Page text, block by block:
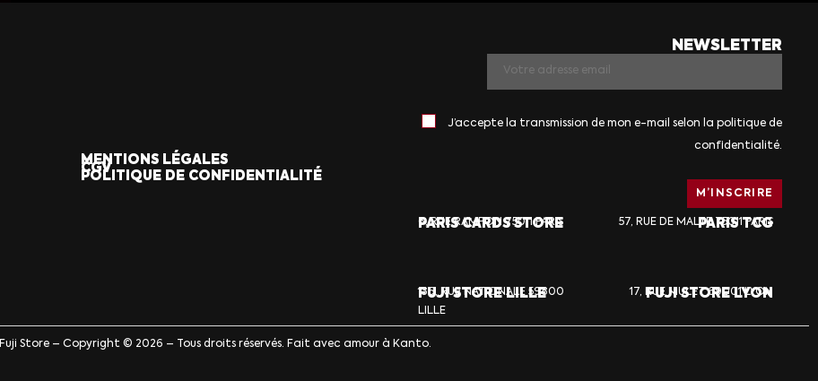
MENTIONS LÉGALES
CGV
POLITIQUE DE CONFIDENTIALITÉ
NEWSLETTER
J’accepte la transmission de mon e-mail selon la politique de
confidentialité.
PARIS CARDS STORE
6, RUE RAMPON 75011 PARIS PARIS TCG
57, RUE DE MALTE 75011 PARIS
FUJI STORE LILLE
136, RUE NATIONALE 59800
LILLE
FUJI STORE LYON
17, RUE MULET 69001 LYON
Fuji Store – Copyright © 2026 – Tous droits réservés. Fait avec amour à Kanto.